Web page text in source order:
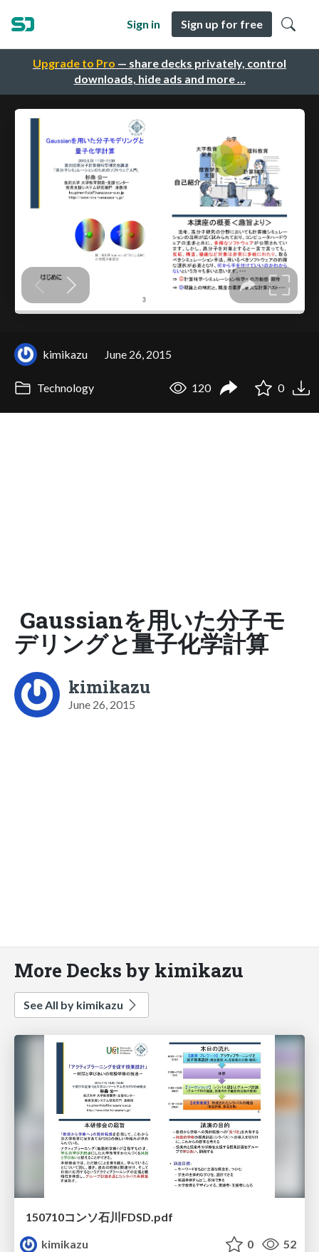
Upgrade to Pro — share decks privately, control
downloads, hide ads and more …
Sign in Sign up for free
kimikazu June 26, 2015
Technology 120 0
Gaussianを用いた分子モ
デリングと量子化学計算
kimikazu
June 26, 2015
More Decks by kimikazu
See All by kimikazu
150710コンソ石川FDSD.pdf
kimikazu
0 52